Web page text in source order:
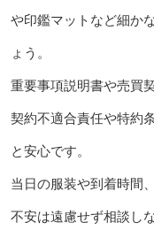
や印鑑マットなど細か
ょう。
重要事項説明書や売買
契約不適合責任や特約
と安心です。
当日の服装や到着時間
不安は遠慮せず相談し